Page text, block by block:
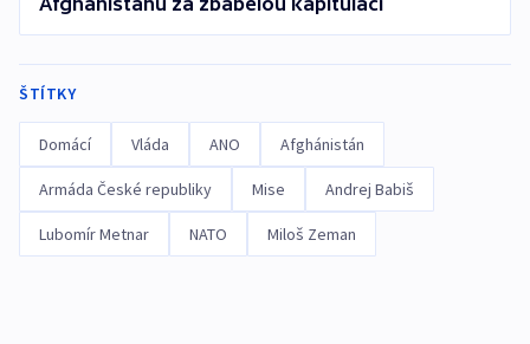
ŠTÍTKY
Domácí Vláda ANO Afghánistán
Armáda České republiky Mise Andrej Babiš
Lubomír Metnar NATO Miloš Zeman